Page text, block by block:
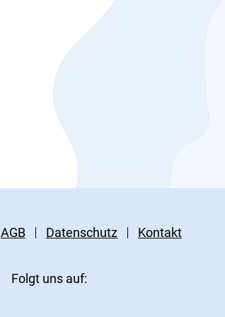
AGB Datenschutz Kontakt
Folgt uns auf: